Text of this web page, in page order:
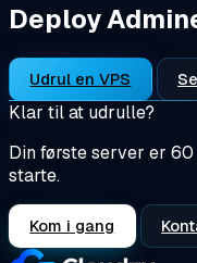
Deploy
Udrul en VPS
Klar til at udrulle?
Din første server er
starte.
Kom i gang